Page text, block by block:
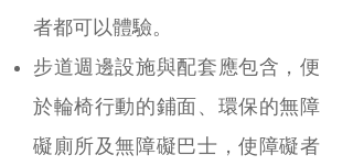
者都可以體驗。
步道週邊設施與配套應包含，便
於輪椅行動的鋪面、環保的無障
礙廁所及無障礙巴士，使障礙者